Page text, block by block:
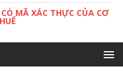
MÃ XÁC THỰC CỦA CƠ